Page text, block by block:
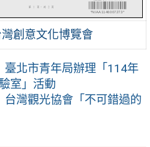
創意文化博覽會
臺北市青年局辦理「114年
室」活動
台灣觀光協會「不可錯過的